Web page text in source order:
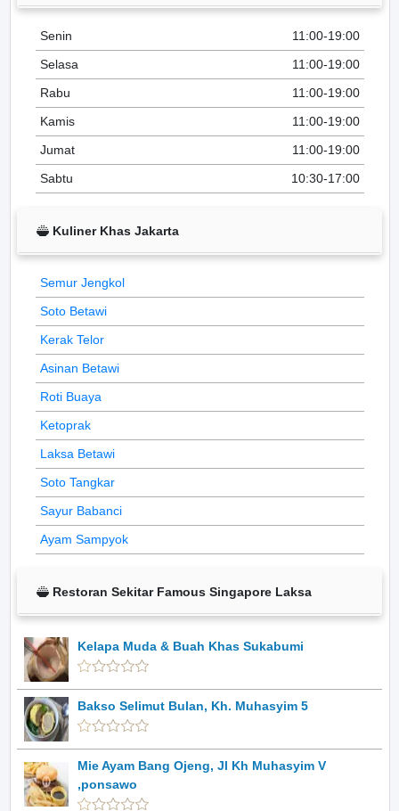
Senin
11:00-19:00
Selasa
11:00-19:00
Rabu
11:00-19:00
Kamis
11:00-19:00
Jumat
11:00-19:00
Sabtu
10:30-17:00
Kuliner Khas Jakarta
Semur Jengkol
Soto Betawi
Kerak Telor
Asinan Betawi
Roti Buaya
Ketoprak
Laksa Betawi
Soto Tangkar
Sayur Babanci
Ayam Sampyok
Restoran Sekitar Famous Singapore Laksa
Kelapa Muda & Buah Khas Sukabumi
Bakso Selimut Bulan, Kh. Muhasyim 5
Mie Ayam Bang Ojeng, Jl Kh Muhasyim V
,ponsawo